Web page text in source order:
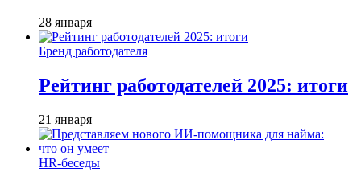
28 января
Бренд работодателя
Рейтинг работодателей 2025: итоги
21 января
HR-беседы